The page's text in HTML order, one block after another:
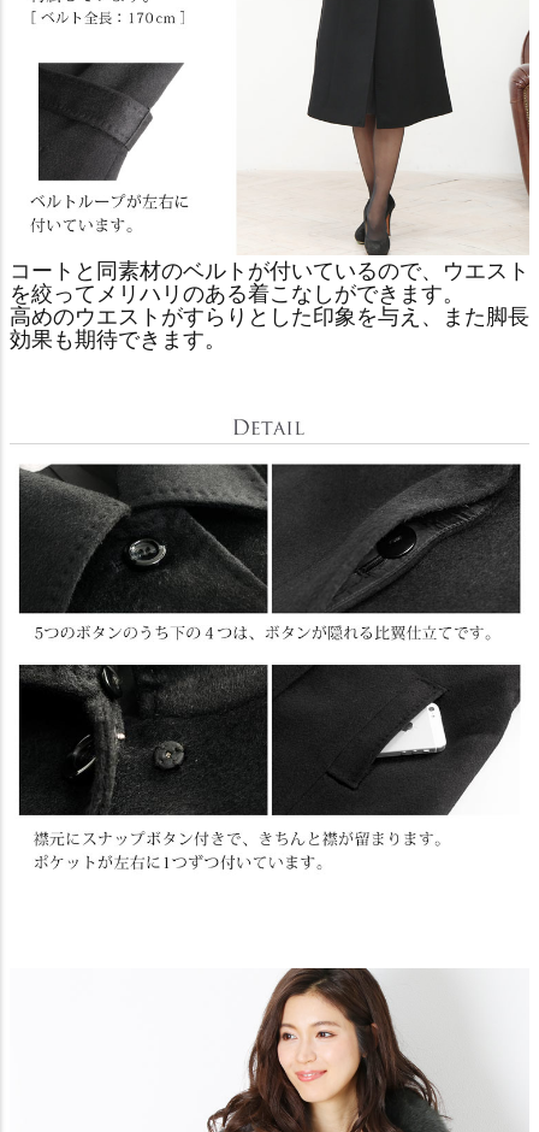
コートと同素材のベルトが付いているので、ウエスト
を絞ってメリハリのある着こなしができます。
高めのウエストがすらりとした印象を与え、また脚長
効果も期待できます。